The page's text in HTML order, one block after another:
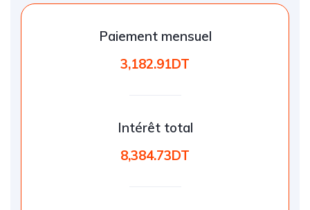
Paiement mensuel
3,182.91DT
Intérêt total
8,384.73DT